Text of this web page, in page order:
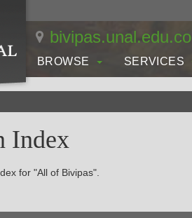
bivipas.unal.edu.co
BROWSE SERVICES
Index
for "All of Bivipas".